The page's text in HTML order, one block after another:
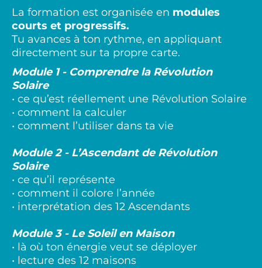
La formation est organisée en modules
courts et progressifs.
Tu avances à ton rythme, en appliquant
directement sur ta propre carte.
Module 1 - Comprendre la Révolution
Solaire
• ce qu’est réellement une Révolution Solaire
• comment la calculer
• comment l’utiliser dans ta vie
Module 2 - L’Ascendant de Révolution
Solaire
• ce qu’il représente
• comment il colore l’année
• interprétation des 12 Ascendants
Module 3 - Le Soleil en Maison
• là où ton énergie veut se déployer
• lecture des 12 maisons